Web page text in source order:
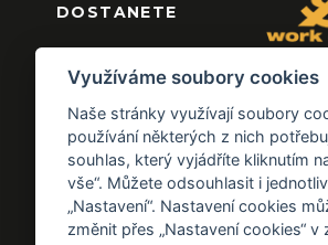
DOSTANETE
Využíváme soubory cookies
Naše stránky využívají soubory
používání některých z nich
souhlas, který vyjádříte kliknutím
vše“. Můžete odsouhlasit i
„Nastavení“. Nastavení cookies
změnit přes „Nastavení cookies“ v